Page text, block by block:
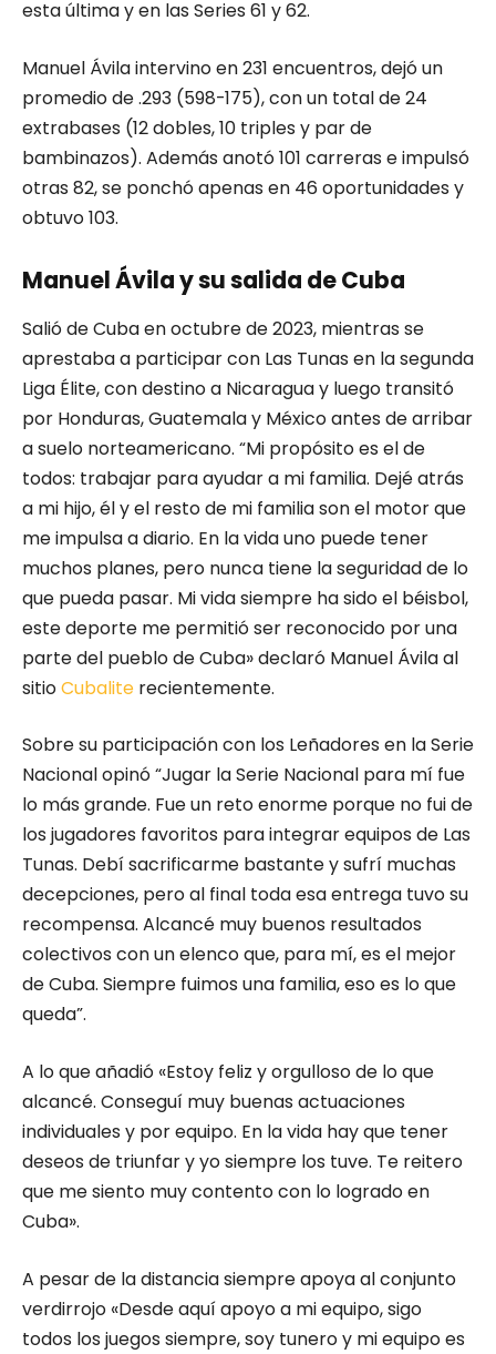
esta última y en las Series 61 y 62.
Manuel Ávila intervino en 231 encuentros, dejó un
promedio de .293 (598-175), con un total de 24
extrabases (12 dobles, 10 triples y par de
bambinazos). Además anotó 101 carreras e impulsó
otras 82, se ponchó apenas en 46 oportunidades y
obtuvo 103.
Manuel Ávila y su salida de Cuba
Salió de Cuba en octubre de 2023, mientras se
aprestaba a participar con Las Tunas en la segunda
Liga Élite, con destino a Nicaragua y luego transitó
por Honduras, Guatemala y México antes de arribar
a suelo norteamericano. “Mi propósito es el de
todos: trabajar para ayudar a mi familia. Dejé atrás
a mi hijo, él y el resto de mi familia son el motor que
me impulsa a diario. En la vida uno puede tener
muchos planes, pero nunca tiene la seguridad de lo
que pueda pasar. Mi vida siempre ha sido el béisbol,
este deporte me permitió ser reconocido por una
parte del pueblo de Cuba» declaró Manuel Ávila al
sitioCubalite recientemente.
Sobre su participación con los Leñadores en la Serie
Nacional opinó “Jugar la Serie Nacional para mí fue
lo más grande. Fue un reto enorme porque no fui de
los jugadores favoritos para integrar equipos de Las
Tunas. Debí sacrificarme bastante y sufrí muchas
decepciones, pero al final toda esa entrega tuvo su
recompensa. Alcancé muy buenos resultados
colectivos con un elenco que, para mí, es el mejor
de Cuba. Siempre fuimos una familia, eso es lo que
queda”.
A lo que añadió «Estoy feliz y orgulloso de lo que
alcancé. Conseguí muy buenas actuaciones
individuales y por equipo. En la vida hay que tener
deseos de triunfar y yo siempre los tuve. Te reitero
que me siento muy contento con lo logrado en
Cuba».
A pesar de la distancia siempre apoya al conjunto
verdirrojo «Desde aquí apoyo a mi equipo, sigo
todos los juegos siempre, soy tunero y mi equipo es